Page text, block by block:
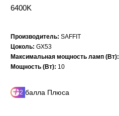
6400K
Производитель: SAFFIT
Цоколь: GX53
Максимальная мощность ламп (Вт):
Мощность (Вт): 10
2 балла Плюса